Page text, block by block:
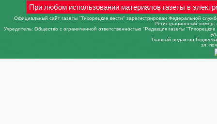
При любом использовании материалов газеты в
Официальный сайт газеты "Тихорецкие вести" зарегистрирован Федеральной
Регистрационный
Учредитель: Общество с ограниченной ответственностью "Редакция газеты
Главный редактор
эл.